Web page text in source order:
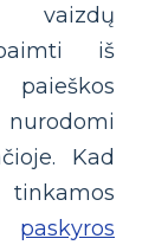
vaizdų
iš
Kad
paskyros